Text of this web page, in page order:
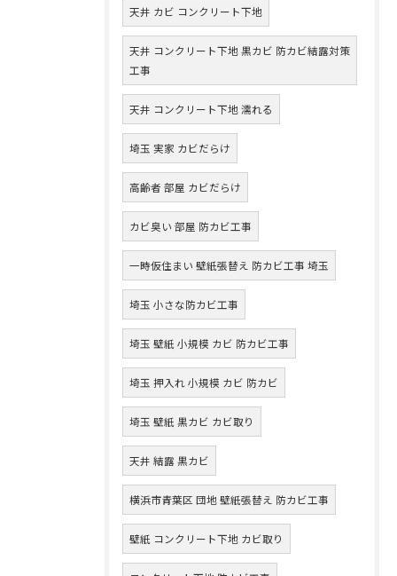
天井 カビ コンクリート下地
天井 コンクリート下地 黒カビ 防カビ結露対策
工事
天井 コンクリート下地 濡れる
埼玉 実家 カビだらけ
高齢者 部屋 カビだらけ
カビ臭い 部屋 防カビ工事
一時仮住まい 壁紙張替え 防カビ工事 埼玉
埼玉 小さな防カビ工事
埼玉 壁紙 小規模 カビ 防カビ工事
埼玉 押入れ 小規模 カビ 防カビ
埼玉 壁紙 黒カビ カビ取り
天井 結露 黒カビ
横浜市青葉区 団地 壁紙張替え 防カビ工事
壁紙 コンクリート下地 カビ取り